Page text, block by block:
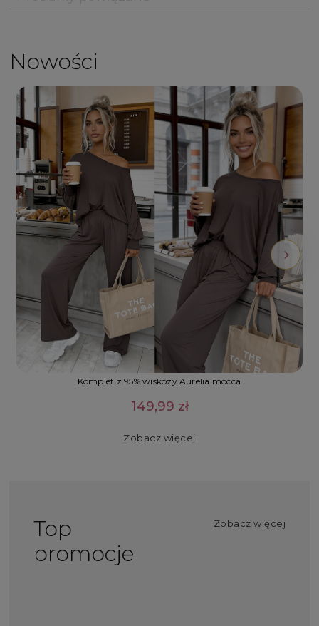
Nowości
Komplet z 95% wiskozy Aurelia mocca
149,99 zł
Zobacz więcej
Top
promocje
Zobacz więcej